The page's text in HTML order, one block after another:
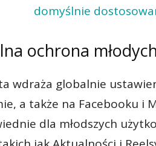
domyślnie
ochrona
wdraża globalnie
a także na Facebooku i
dla młodszych